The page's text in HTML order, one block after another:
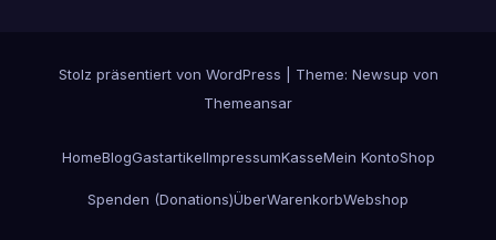
Stolz präsentiert von WordPress Theme: Newsup von
Themeansar
HomeBlogGastartikelImpressumKasseMein KontoShop
Spenden (Donations)ÜberWarenkorbWebshop